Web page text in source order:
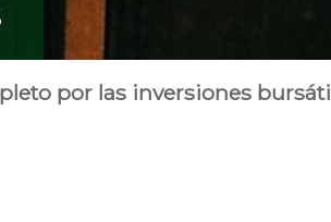
por las inversiones